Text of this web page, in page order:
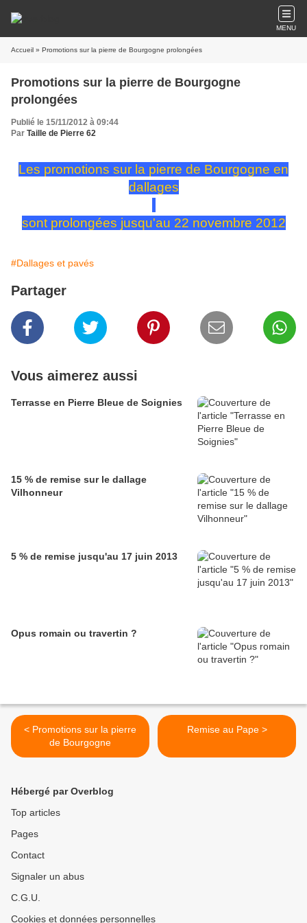
MENU
Accueil » Promotions sur la pierre de Bourgogne prolongées
Promotions sur la pierre de Bourgogne
prolongées
Publié le 15/11/2012 à 09:44
Par Taille de Pierre 62
Les promotions sur la pierre de Bourgogne en
dallages
sont prolongées jusqu'au 22 novembre 2012
#Dallages et pavés
Partager
Vous aimerez aussi
Terrasse en Pierre Bleue de Soignies
15 % de remise sur le dallage
Vilhonneur
5 % de remise jusqu'au 17 juin 2013
Opus romain ou travertin ?
< Promotions sur la pierre
de Bourgogne
Remise au Pape >
Hébergé par Overblog
Top articles
Pages
Contact
Signaler un abus
C.G.U.
Cookies et données personnelles